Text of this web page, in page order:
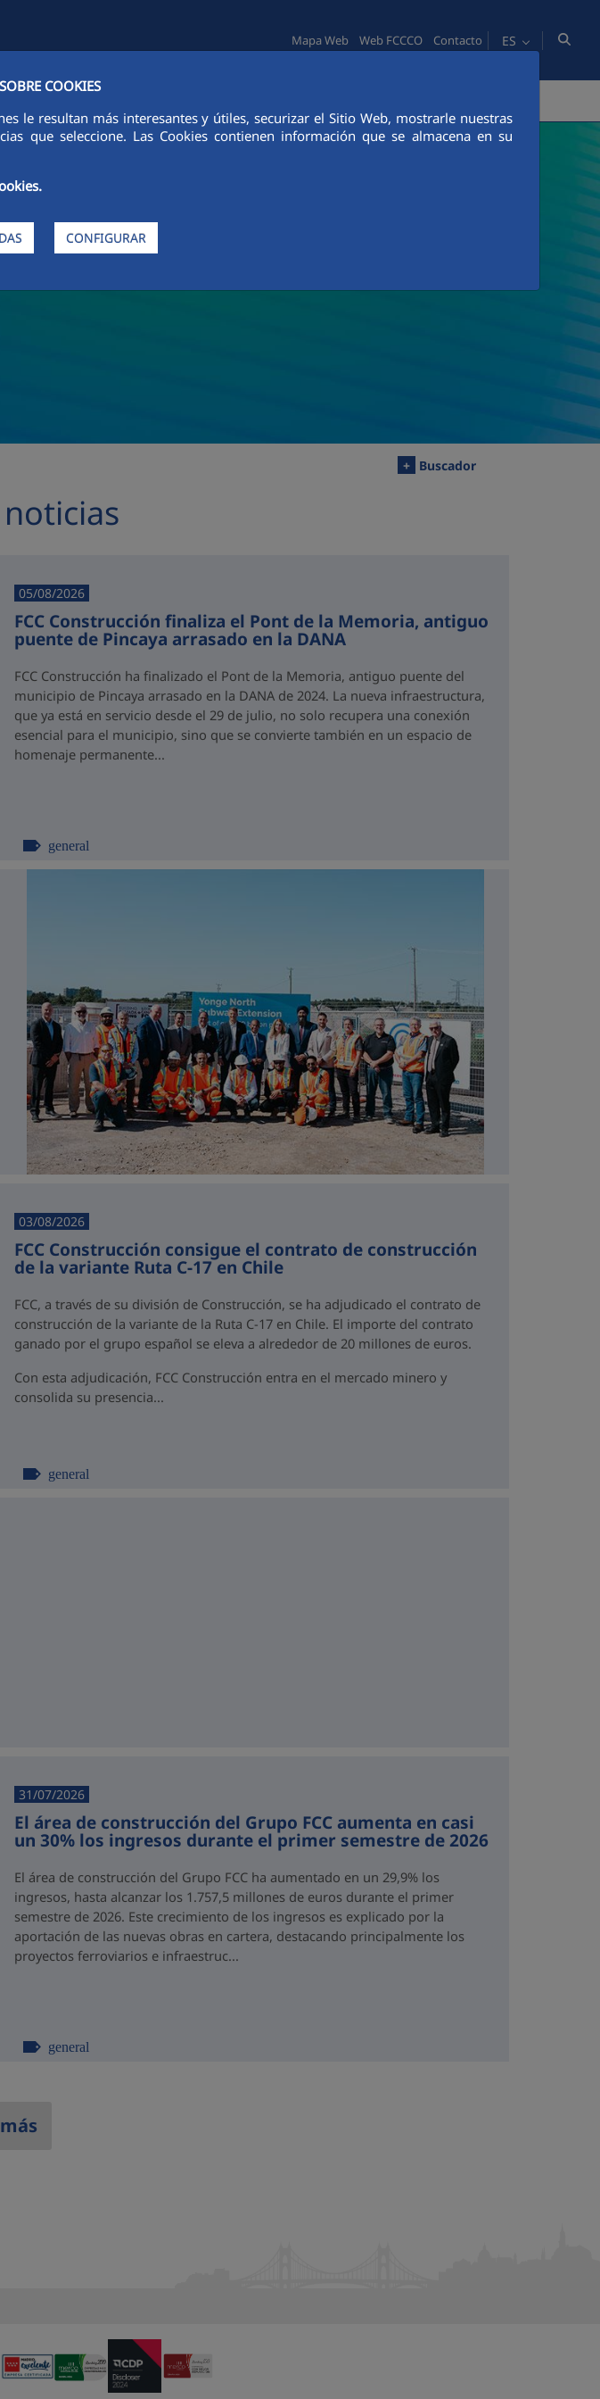
COOKIES
le resultan más interesantes y útiles, securizar el Sitio Web, mostrarle nuestras
que seleccione. Las Cookies contienen información que se almacena en su
CONFIGURAR
Mapa Web Web FCCCO Contacto ES
+ Buscador
05/08/2026
FCC Construcción finaliza el Pont de la Memoria, antiguo
puente de Pincaya arrasado en la DANA
FCC Construcción ha finalizado el Pont de la Memoria, antiguo puente del
municipio de Pincaya arrasado en la DANA de 2024. La nueva infraestructura,
que ya está en servicio desde el 29 de julio, no solo recupera una conexión
esencial para el municipio, sino que se convierte también en un espacio de
homenaje permanente...
general
03/08/2026
FCC Construcción consigue el contrato de construcción
de la variante Ruta C-17 en Chile
FCC, a través de su división de Construcción, se ha adjudicado el contrato de
construcción de la variante de la Ruta C-17 en Chile. El importe del contrato
ganado por el grupo español se eleva a alrededor de 20 millones de euros.
Con esta adjudicación, FCC Construcción entra en el mercado minero y
consolida su presencia...
general
31/07/2026
El área de construcción del Grupo FCC aumenta en casi
un 30% los ingresos durante el primer semestre de 2026
El área de construcción del Grupo FCC ha aumentado en un 29,9% los
ingresos, hasta alcanzar los 1.757,5 millones de euros durante el primer
semestre de 2026. Este crecimiento de los ingresos es explicado por la
aportación de las nuevas obras en cartera, destacando principalmente los
proyectos ferroviarios e infraestruc...
general